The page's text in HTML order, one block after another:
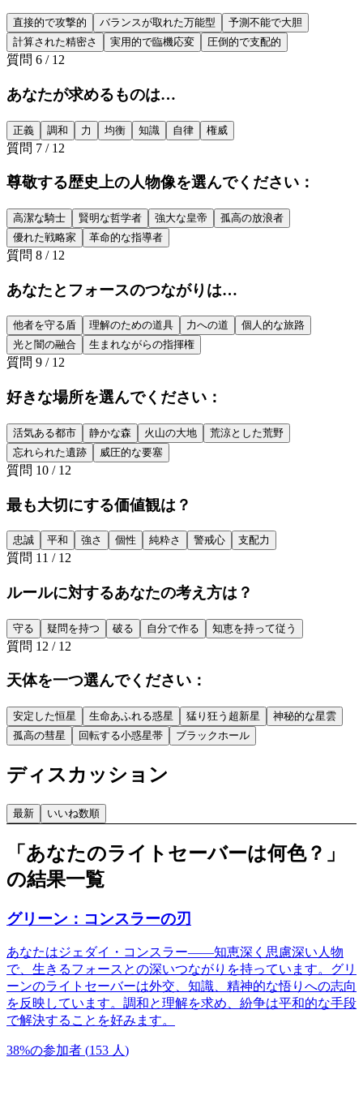
直接的で攻撃的 バランスが取れた万能型
予測不能で大胆
計算された精密さ
実用的で臨機応変 圧倒的で支配的
質問 6 / 12
あなたが求めるものは…
正義 調和 力 均衡 知識 自律 権威
質問 7 / 12
尊敬する歴史上の人物像を選んでください：
高潔な騎士 賢明な哲学者 強大な皇帝
孤高の放浪者
優れた戦略家
革命的な指導者
質問 8 / 12
あなたとフォースのつながりは…
他者を守る盾 理解のための道具 力への道
個人的な旅路
光と闇の融合
生まれながらの指揮権
質問 9 / 12
好きな場所を選んでください：
活気ある都市 静かな森 火山の大地
荒涼とした荒野
忘れられた遺跡
威圧的な要塞
質問 10 / 12
最も大切にする価値観は？
忠誠 平和 強さ 個性 純粋さ 警戒心 支配力
質問 11 / 12
ルールに対するあなたの考え方は？
守る 疑問を持つ 破る 自分で作る 知恵を持って従う
質問 12 / 12
天体を一つ選んでください：
安定した恒星 生命あふれる惑星 猛り狂う超新星
神秘的な星雲
孤高の彗星
回転する小惑星帯 ブラックホール
ディスカッション
最新 いいね数順
「あなたのライトセーバーは何色？」
の結果一覧
グリーン：コンスラーの刃
あなたはジェダイ・コンスラー——知恵深く思慮深い人物
で、生きるフォースとの深いつながりを持っています。グリ
ーンのライトセーバーは外交、知識、精神的な悟りへの志向
を反映しています。調和と理解を求め、紛争は平和的な手段
で解決することを好みます。
38%の参加者 (153 人)